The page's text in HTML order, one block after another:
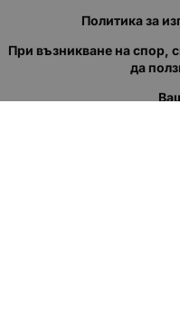
Политика за
При възникване на спор,
да